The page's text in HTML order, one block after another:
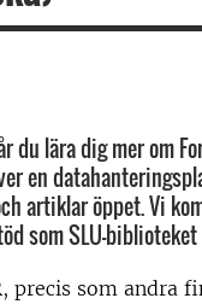
du lära dig mer om
en
artiklar öppet. Vi
som SLU-
precis som andra